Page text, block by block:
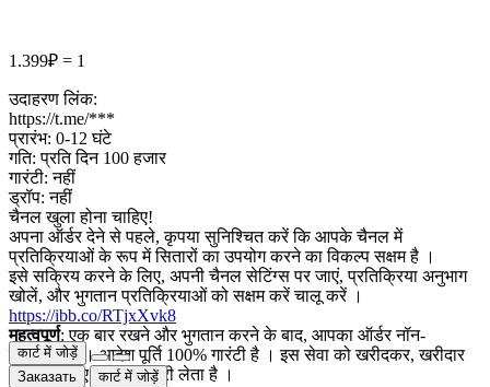
1.399₽ = 1
उदाहरण लिंक:
https://t.me/***
प्रारंभ: 0-12 घंटे
गति: प्रति दिन 100 हजार
गारंटी: नहीं
ड्रॉप: नहीं
चैनल खुला होना चाहिए!
अपना ऑर्डर देने से पहले, कृपया सुनिश्चित करें कि आपके चैनल में
प्रतिक्रियाओं के रूप में सितारों का उपयोग करने का विकल्प सक्षम है ।
इसे सक्रिय करने के लिए, अपनी चैनल सेटिंग्स पर जाएं, प्रतिक्रिया अनुभाग
खोलें, और भुगतान प्रतिक्रियाओं को सक्षम करें चालू करें ।
https://ibb.co/RTjxXvk8
महत्वपूर्ण: एक बार रखने और भुगतान करने के बाद, आपका ऑर्डर नॉन-
रिफंडेबल है । आदेश पूर्ति 100% गारंटी है । इस सेवा को खरीदकर, खरीदार
ऑर्डर के लिए पूरी जिम्मेदारी लेता है ।
कार्ट में जोड़ें
Заказать
कार्ट में जोड़ें